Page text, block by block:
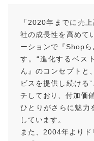
「2020年までに売
社の成長性を高めて
ーションで『Shop
す。“進化するベス
ん』のコンセプトと
ビスを提供し続ける
チしており、付加価
ひとりがさらに魅力
しています。
また、2004年よりド